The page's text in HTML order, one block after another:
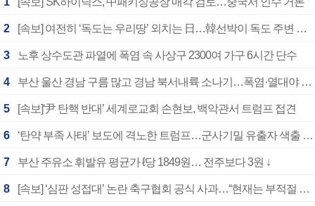
2 [속보] 여전히 ‘독도는 우리땅’ 외치는 日…韓선박이 독도 주변 해양조사 활동하자 반발
3 노후 상수도관 파열에 폭염 속 사상구 2300여 가구 6시간 단수
4 부산 울산 경남 구름 많고 경남 북서내륙 소나기…폭염·열대야 계속
5 [속보]‘尹 탄핵 반대’ 세계로교회 손현보, 백악관서 트럼프 접견
6 ‘탄약 부족 사태’ 보도에 격노한 트럼프…군사기밀 유출자 색출 지시
7 부산 주유소 휘발유 평균가 ℓ당 1849원… 전주보다 3원 ↓
8 [속보] ‘심판 성접대’ 논란 축구협회 공식 사과…“현재는 부적절 행위 없어”